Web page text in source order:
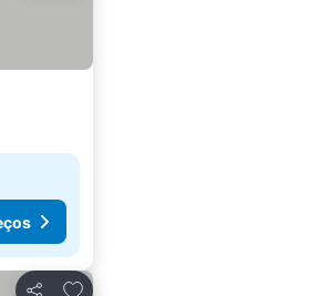
Adicionar aos favoritos